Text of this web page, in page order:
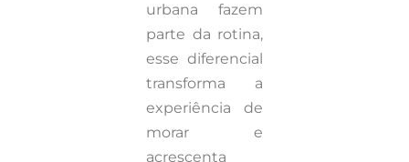
urbana fazem
parte da rotina,
esse diferencial
transforma a
experiência de
morar e
acrescenta